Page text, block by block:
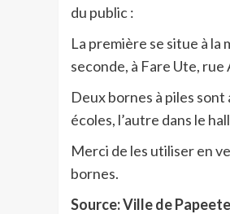
du public :
La première se situe à
seconde, à Fare Ute,
Deux bornes à piles sont
écoles, l’autre dans le
Merci de les utiliser en
bornes.
Source: Ville de Papeete